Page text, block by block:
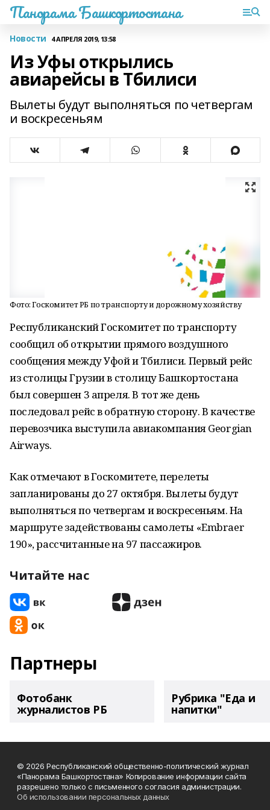
Панорама Башкортостана
Новости 4 АПРЕЛЯ 2019, 13:58
Из Уфы открылись
авиарейсы в Тбилиси
Вылеты будут выполняться по четвергам
и воскресеньям
Фото: Госкомитет РБ по транспорту и дорожному хозяйству
Республиканский Госкомитет по транспорту
сообщил об открытии прямого воздушного
сообщения между Уфой и Тбилиси. Первый рейс
из столицы Грузии в столицу Башкортостана
был совершен 3 апреля. В тот же день
последовал рейс в обратную сторону. В качестве
перевозчика выступила авиакомпания Georgian
Airways.
Как отмечают в Госкомитете, перелеты
запланированы до 27 октября. Вылеты будут
выполняться по четвергам и воскресеньям. На
маршруте задействованы самолеты «Embraer
190», рассчитанные на 97 пассажиров.
Читайте нас
Партнеры
Фотобанк
журналистов РБ
Рубрика "Еда и
напитки"
© 2026 Республиканский общественно-политический журнал
«Панорама Башкортостана» Копирование информации сайта
разрешено только с письменного согласия администрации.
Об использовании персональных данных